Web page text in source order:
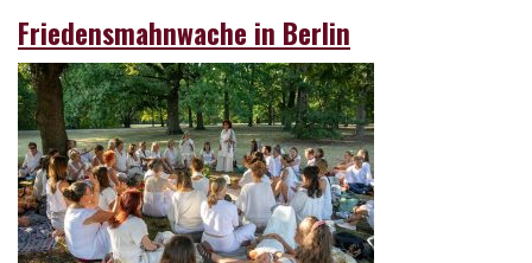
Friedensmahnwache in Berlin